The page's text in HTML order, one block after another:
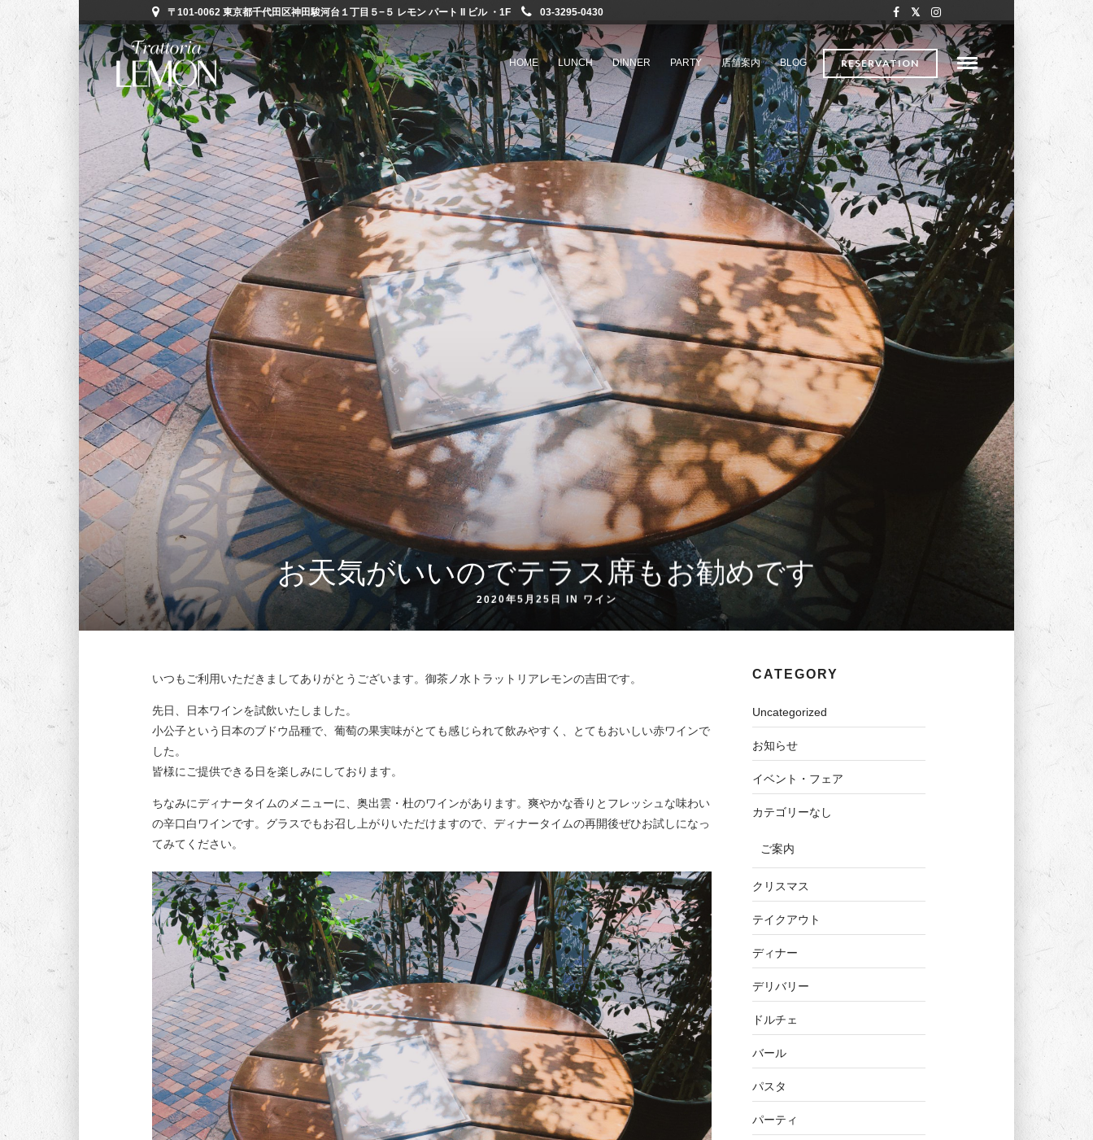
〒101-0062 東京都千代田区神田駿河台１丁目５−５ レモン パート II ビル ・1F 03-3295-0430
RESERVATION
HOME LUNCH DINNER PARTY 店舗案内 BLOG
お天気がいいのでテラス席もお勧めです
2020年5月25日 IN ワイン
いつもご利用いただきましてありがとうございます。御茶ノ水トラットリアレモンの吉田です。
先日、日本ワインを試飲いたしました。
小公子という日本のブドウ品種で、葡萄の果実味がとても感じられて飲みやすく、とてもおいしい赤ワインで
した。
皆様にご提供できる日を楽しみにしております。
ちなみにディナータイムのメニューに、奥出雲・杜のワインがあります。爽やかな香りとフレッシュな味わい
の辛口白ワインです。グラスでもお召し上がりいただけますので、ディナータイムの再開後ぜひお試しになっ
てみてください。
CATEGORY
Uncategorized
お知らせ
イベント・フェア
カテゴリーなし
ご案内
クリスマス
テイクアウト
ディナー
デリバリー
ドルチェ
バール
パスタ
パーティ